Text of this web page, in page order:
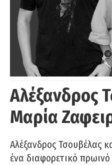
Αλέξανδρος
Μαρία
Αλέξανδρος Τσουβέλας
ένα διαφορετικό